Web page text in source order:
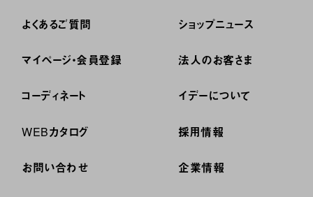
よくあるご質問
マイページ・会員登録
コーディネート
WEBカタログ
お問い合わせ
ショップニュース
法人のお客さま
イデーについて
採用情報
企業情報